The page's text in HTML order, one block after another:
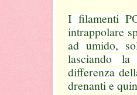
I filamenti
intrappolare
ad umido,
lasciando
differenza
drenanti e